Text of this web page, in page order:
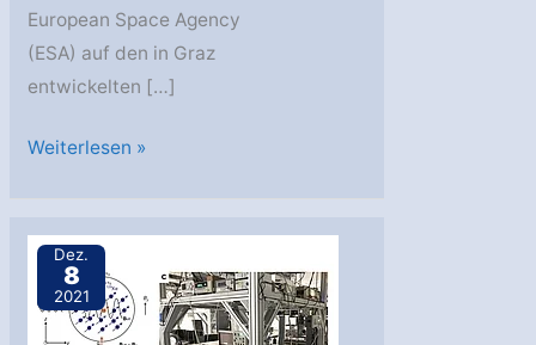
European Space Agency
(ESA) auf den in Graz
entwickelten […]
Weltraumwetter-
Graz
Weiterlesen »
Dez.
8
2021